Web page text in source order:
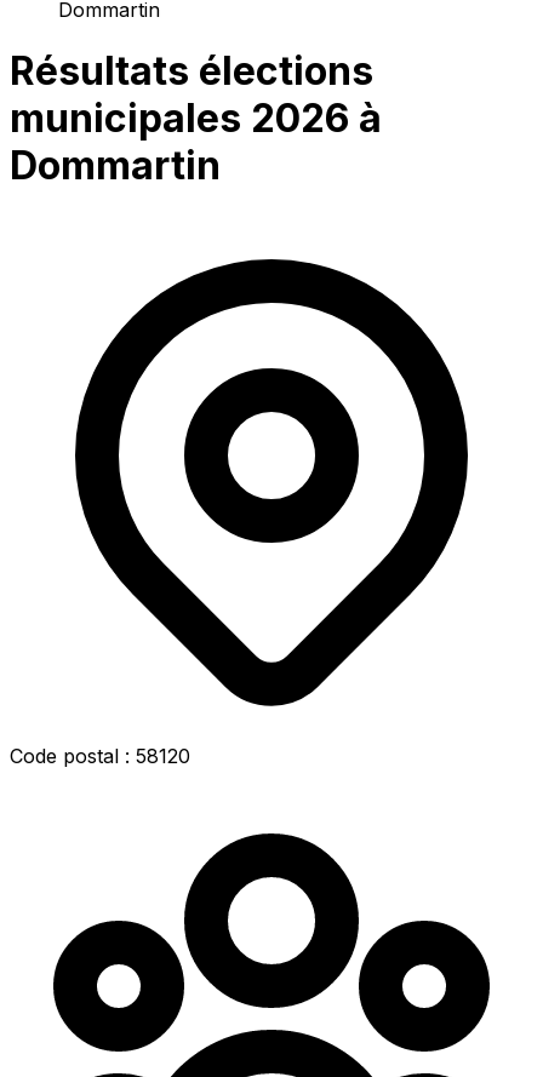
Dommartin
Résultats élections
municipales 2026 à
Dommartin
Code postal : 58120